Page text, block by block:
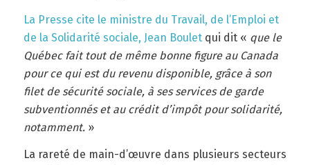
La Presse cite le ministre du Travail, de l’Emploi et
de la Solidarité sociale, Jean Bouletqui dit « que le
Québec fait tout de même bonne figure au Canada
pour ce qui est du revenu disponible, grâce à son
filet de sécurité sociale, à ses services de garde
subventionnés et au crédit d’impôt pour solidarité,
notamment.»
La rareté de main-d’œuvre dans plusieurs secteurs